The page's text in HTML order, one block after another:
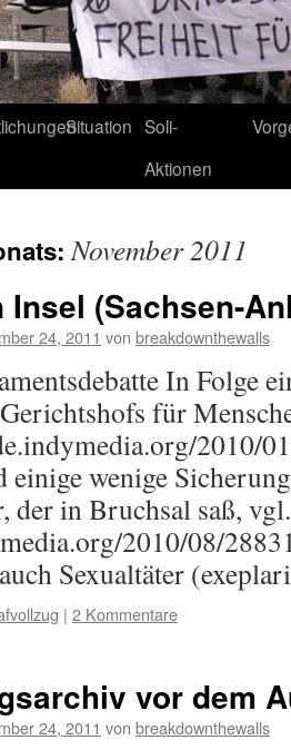
Situation Soli-
Aktionen
November 2011
Insel (Sachsen-
24, 2011 von breakdownthewalls
In Folge
für
2010/
einige wenige
der in Bruchsal saß, vgl.
2010/08/
Sexualtäter
| 2 Kommentare
vor dem
24, 2011 von breakdownthewalls